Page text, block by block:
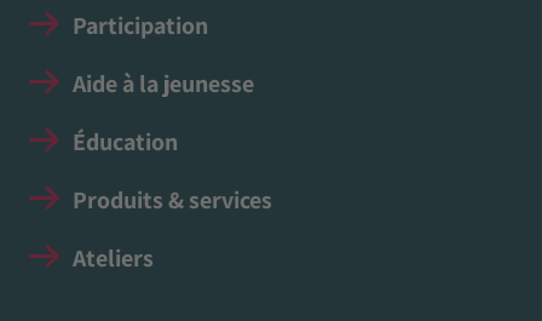
Participation
Aide à la jeunesse
Éducation
Produits & services
Ateliers